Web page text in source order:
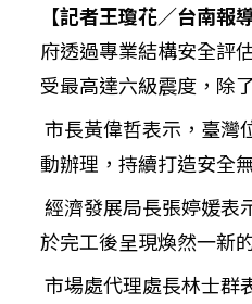
【記者王瓊花／台南報導
府透過專業結構安全評
受最高達六級震度，除
市長黃偉哲表示，臺灣
動辦理，持續打造安全
經濟發展局長張婷媛表
於完工後呈現煥然一新
市場處代理處長林士群